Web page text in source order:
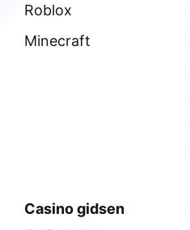
Roblox
Minecraft
Casino gidsen